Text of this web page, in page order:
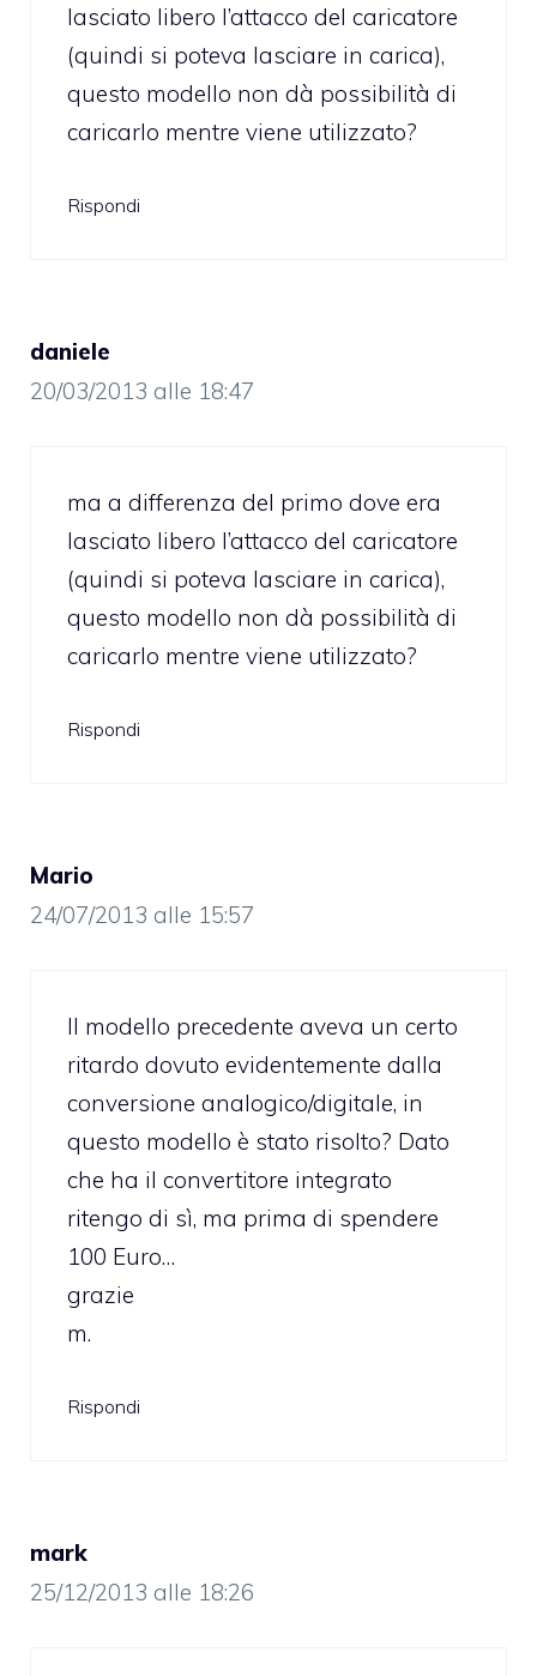
lasciato libero l’attacco del caricatore
(quindi si poteva lasciare in carica),
questo modello non dà possibilità di
caricarlo mentre viene utilizzato?
Rispondi
daniele
20/03/2013 alle 18:47
ma a differenza del primo dove era
lasciato libero l’attacco del caricatore
(quindi si poteva lasciare in carica),
questo modello non dà possibilità di
caricarlo mentre viene utilizzato?
Rispondi
Mario
24/07/2013 alle 15:57
Il modello precedente aveva un certo
ritardo dovuto evidentemente dalla
conversione analogico/digitale, in
questo modello è stato risolto? Dato
che ha il convertitore integrato
ritengo di sì, ma prima di spendere
100 Euro…
grazie
m.
Rispondi
mark
25/12/2013 alle 18:26